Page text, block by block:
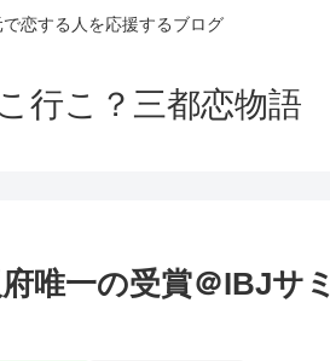
で恋する人を応援するブログ
行こ？三都恋物語
府唯一の受賞＠IBJサミ